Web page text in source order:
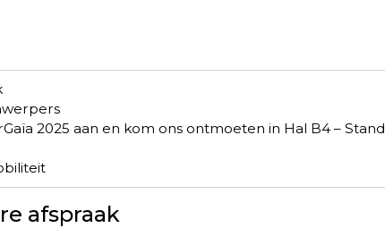
2025 aan en kom ons ontmoeten in Hal B4 – Stand
afspraak